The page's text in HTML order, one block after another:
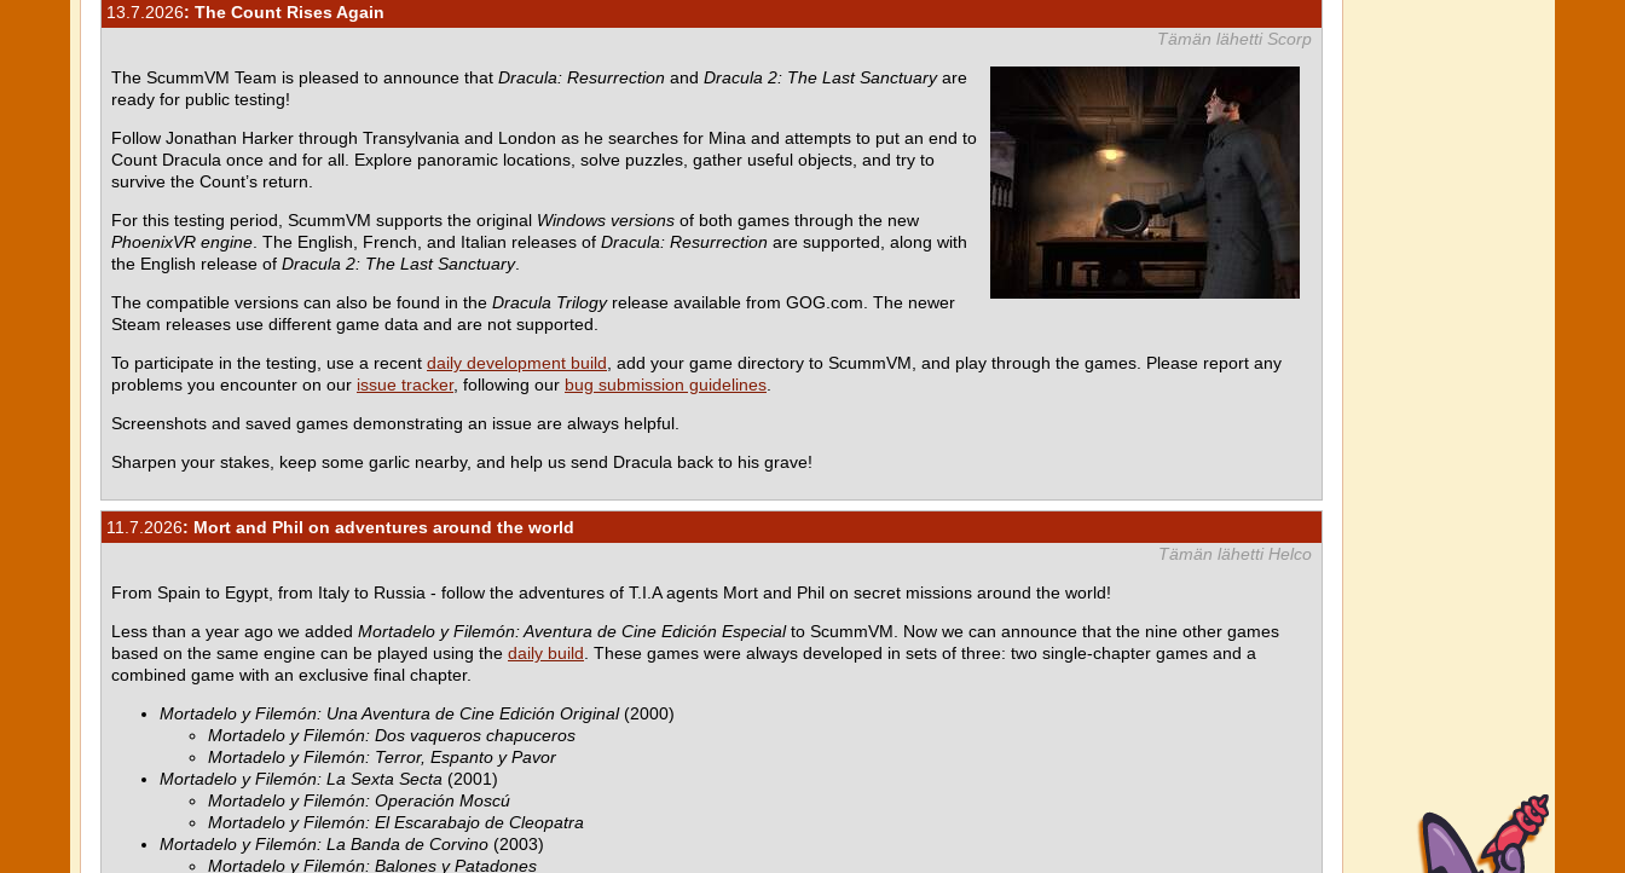
13.7.2026: The Count Rises Again
Tämän lähetti Scorp
The ScummVM Team is pleased to announce that Dracula: Resurrection and Dracula 2: The Last Sanctuaryare
ready for public testing!
Follow Jonathan Harker through Transylvania and London as he searches for Mina and attempts to put an end to
Count Dracula once and for all. Explore panoramic locations, solve puzzles, gather useful objects, and try to
survive the Count’s return.
For this testing period, ScummVM supports the original Windows versions of both games through the new
PhoenixVR engine . The English, French, and Italian releases of Dracula: Resurrection are supported, along with
the English release of Dracula 2: The Last Sanctuary.
The compatible versions can also be found in the Dracula Trilogyrelease available from GOG.com. The newer
Steam releases use different game data and are not supported.
To participate in the testing, use a recent daily development build , add your game directory to ScummVM, and play through the games. Please report any
problems you encounter on our issue tracker, following our bug submission guidelines
Screenshots and saved games demonstrating an issue are always helpful.
Sharpen your stakes, keep some garlic nearby, and help us send Dracula back to his grave!
11.7.2026: Mort and Phil on adventures around the world
Tämän lähetti Helco
From Spain to Egypt, from Italy to Russia - follow the adventures of T.I.A agents Mort and Phil on secret missions around the world!
Less than a year ago we added Mortadelo y Filemón: Aventura de Cine Edición Especialto ScummVM. Now we can announce that the nine other games
based on the same engine can be played using the daily build . These games were always developed in sets of three: two single-chapter games and a
combined game with an exclusive final chapter.
Mortadelo y Filemón: Una Aventura de Cine Edición Original(2000)
Mortadelo y Filemón: Dos vaqueros chapuceros
Mortadelo y Filemón: Terror, Espanto y Pavor
Mortadelo y Filemón: La Sexta Secta (2001)
Mortadelo y Filemón: Operación Moscú
Mortadelo y Filemón: El Escarabajo de Cleopatra
Mortadelo y Filemón: La Banda de Corvino (2003)
Mortadelo y Filemón: Balones y Patadones